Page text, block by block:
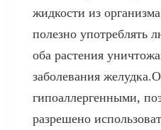
жидкости из
полезно употреблять
оба растения
заболевания
гипоаллергенными,
разрешено